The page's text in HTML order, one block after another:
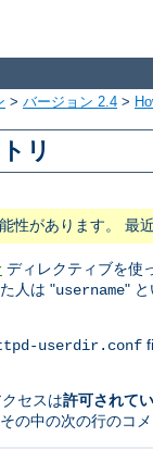
> バージョン 2.4 >
リ
性があります。 最
ディレクティブを使
人は "username" と
userdir.conf
セスは許可されて
の中の次の行のコ